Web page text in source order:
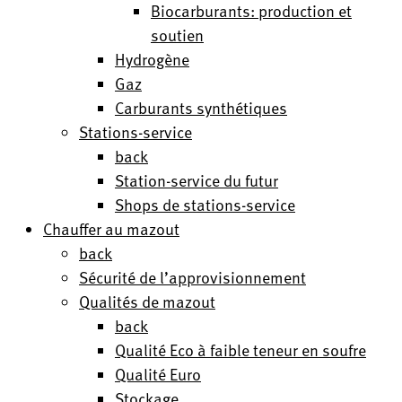
Biocarburants: production et
soutien
Hydrogène
Gaz
Carburants synthétiques
Stations-service
back
Station-service du futur
Shops de stations-service
Chauffer au mazout
back
Sécurité de l’approvisionnement
Qualités de mazout
back
Qualité Eco à faible teneur en soufre
Qualité Euro